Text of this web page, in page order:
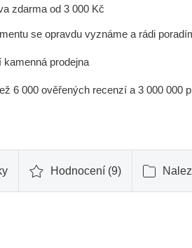
zdarma od 3 000 Kč
se opravdu vyznáme a rádi
kamenná prodejna
6 000 ověřených recenzí a 3 000 000
Hodnocení (9)